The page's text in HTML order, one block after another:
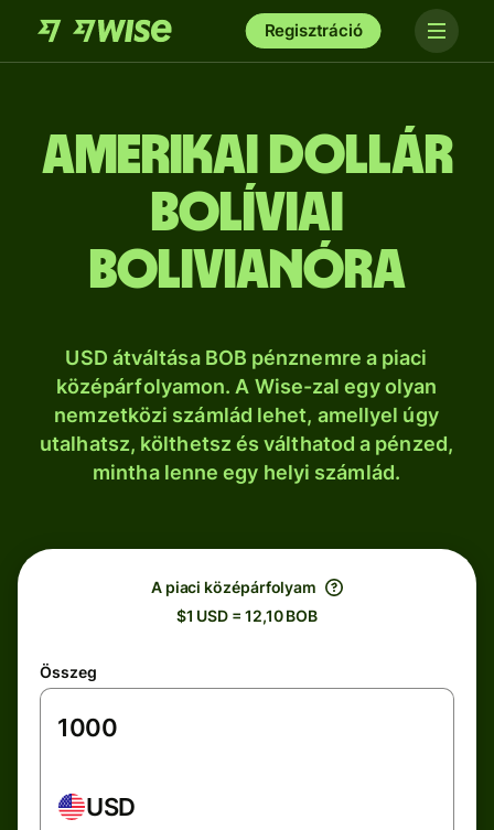
Regisztráció
amerikai dollár
bolíviai
bolivianóra
USD átváltása BOB pénznemre a piaci
középárfolyamon. A Wise-zal egy olyan
nemzetközi számlád lehet, amellyel úgy
utalhatsz, költhetsz és válthatod a pénzed,
mintha lenne egy helyi számlád.
A piaci középárfolyam
$1 USD = 12,10 BOB
Összeg
USD